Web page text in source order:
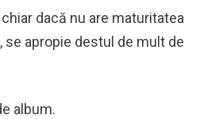
dacă nu are maturitatea
se apropie destul de mult de
album.